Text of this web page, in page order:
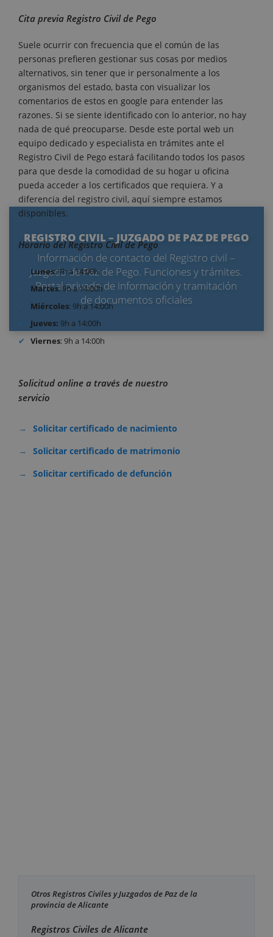
REGISTRO CIVIL – JUZGADO DE PAZ DE PEGO
Información de contacto del Registro civil –
Juzgado de Paz de Pego. Funciones y trámites.
Portal privado de información y tramitación
de documentos oficiales
Cita previa Registro Civil de Pego
Suele ocurrir con frecuencia que el común de las
personas prefieren gestionar sus cosas por medios
alternativos, sin tener que ir personalmente a los
organismos del estado, basta con visualizar los
comentarios de estos en google para entender las
razones. Si se siente identificado con lo anterior, no hay
nada de qué preocuparse. Desde este portal web un
equipo dedicado y especialista en trámites ante el
Registro Civil de Pego estará facilitando todos los pasos
para que desde la comodidad de su hogar u oficina
pueda acceder a los certificados que requiera. Y a
diferencia del registro civil, aquí siempre estamos
disponibles.
Horario del Registro Civil de Pego
Lunes: 9h a 14:00h
Martes: 9h a 14:00h
Miércoles: 9h a 14:00h
Jueves: 9h a 14:00h
Viernes: 9h a 14:00h
Solicitud online a través de nuestro
servicio
Solicitar certificado de nacimiento
Solicitar certificado de matrimonio
Solicitar certificado de defunción
Otros Registros Civiles y Juzgados de Paz de la
provincia de Alicante
Registros Civiles de Alicante